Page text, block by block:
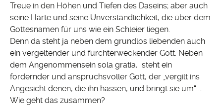
Treue in den Höhen und Tiefen des Daseins; aber auch
seine Härte und seine Unverständlichkeit, die über dem
Gottesnamen für uns wie ein Schleier liegen.
Denn da steht ja neben dem grundlos liebenden auch
ein vergeltender und furchterweckender Gott. Neben
dem Angenommensein sola gratia, steht ein
fordernder und anspruchsvoller Gott, der „vergilt ins
Angesicht denen, die ihn hassen, und bringt sie um“ ...
Wie geht das zusammen?